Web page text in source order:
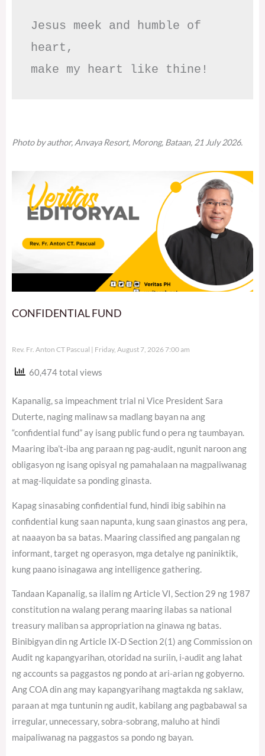
Jesus meek and humble of
heart,
make my heart like thine!
Photo by author, Anvaya Resort, Morong, Bataan, 21 July 2026.
CONFIDENTIAL FUND
Rev. Fr. Anton CT Pascual Friday, August 7, 2026 7:00 am
60,474 total views
Kapanalig, sa impeachment trial ni Vice President Sara
Duterte, naging malinaw sa madlang bayan na ang
“confidential fund” ay isang public fund o pera ng taumbayan.
Maaring iba’t-iba ang paraan ng pag-audit, ngunit naroon ang
obligasyon ng isang opisyal ng pamahalaan na magpaliwanag
at mag-liquidate sa ponding ginasta.
Kapag sinasabing confidential fund, hindi ibig sabihin na
confidential kung saan napunta, kung saan ginastos ang pera,
at naaayon ba sa batas. Maaring classified ang pangalan ng
informant, target ng operasyon, mga detalye ng paniniktik,
kung paano isinagawa ang intelligence gathering.
Tandaan Kapanalig, sa ilalim ng Article VI, Section 29 ng 1987
constitution na walang perang maaring ilabas sa national
treasury maliban sa appropriation na ginawa ng batas.
Binibigyan din ng Article IX-D Section 2(1) ang Commission on
Audit ng kapangyarihan, otoridad na suriin, i-audit ang lahat
ng accounts sa paggastos ng pondo at ari-arian ng gobyerno.
Ang COA din ang may kapangyarihang magtakda ng saklaw,
paraan at mga tuntunin ng audit, kabilang ang pagbabawal sa
irregular, unnecessary, sobra-sobrang, maluho at hindi
maipaliwanag na paggastos sa pondo ng bayan.